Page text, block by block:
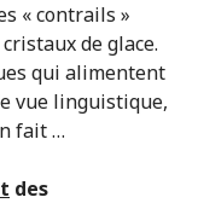
« contrails »
de glace.
qui alimentent
vue linguistique,
fait …
des